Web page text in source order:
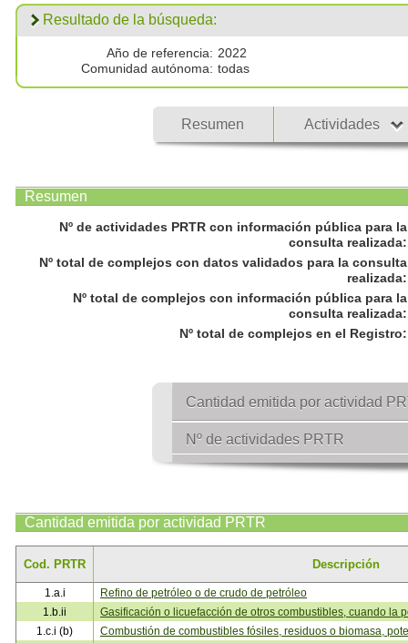
establecidos en el Anexo II “Lista de
Sustancias” del Real Decreto
508/2007, de 20 de abril, que regula
el suministro de información sobre
emisiones del Reglamento E - PRTR
y de las autorizaciones ambientales
integradas.
Los datos publicados respecto al
todas las
emisiones por encima de cero
Resultado de la búsqueda:
Año de referencia: 2022
Comunidad autónoma: todas
Resumen Actividades
Resumen
Nº de actividades PRTR con información pública para la
consulta realizada:
Nº total de complejos con datos validados para la consulta
realizada:
Nº total de complejos con información pública para la
consulta realizada:
Nº total de complejos en el Registro:
Cantidad emitida por actividad
Nº de actividades PRTR
Cantidad emitida por actividad PRTR
Cod. PRTR Descripción
1.a.i
Refino de petróleo o de crudo de petróleo
1.b.ii
Gasificación o licuefacción de otros combustibles, cuando la
1.c.i (b)
Combustión de combustibles fósiles, residuos o biomasa,